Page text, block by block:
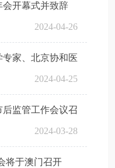
会开幕式并致辞
2024-04-26
家、北京协和医
2024-04-25
监管工作会议召
2024-03-28
将于澳门召开